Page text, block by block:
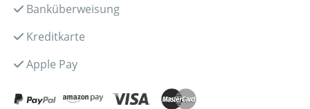
Banküberweisung
Kreditkarte
Apple Pay